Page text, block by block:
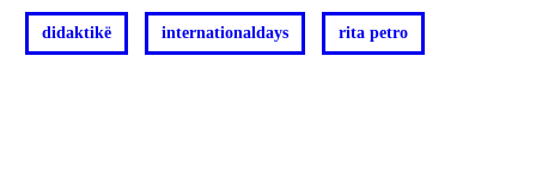
didaktikë internationaldays rita petro